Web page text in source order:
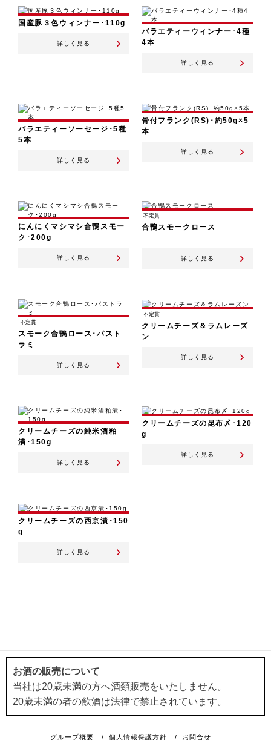
国産豚３色ウィンナー･110g
詳しく見る
バラエティーウィンナー･4種
4本
詳しく見る
バラエティーソーセージ･5種
5本
詳しく見る
骨付フランク(RS)･約50g×5
本
詳しく見る
にんにくマシマシ合鴨スモー
ク･200g
詳しく見る
不定貫
合鴨スモークロース
詳しく見る
不定貫
スモーク合鴨ロース･パスト
ラミ
詳しく見る
不定貫
クリームチーズ＆ラムレーズ
ン
詳しく見る
クリームチーズの純米酒粕
漬･150g
詳しく見る
クリームチーズの昆布〆･120
g
詳しく見る
クリームチーズの西京漬･150
g
詳しく見る
お酒の販売について
当社は20歳未満の方へ酒類販売をいたしません。
20歳未満の者の飲酒は法律で禁止されています。
グループ概要 / 個人情報保護方針 / お問合せ